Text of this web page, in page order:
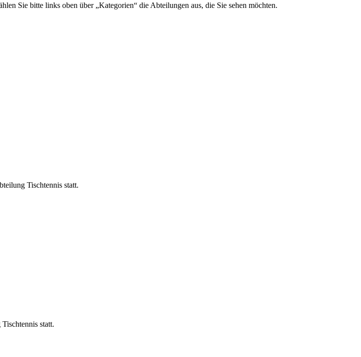
Sie bitte links oben über „Kategorien“ die Abteilungen aus, die Sie sehen möchten.
Tischtennis statt.
statt.